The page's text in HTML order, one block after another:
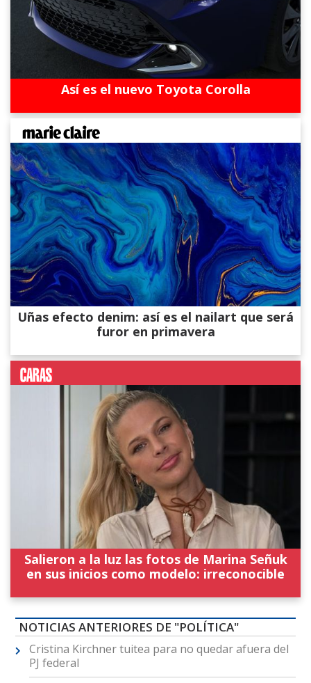
Así es el nuevo Toyota Corolla
Uñas efecto denim: así es el nailart que será
furor en primavera
Salieron a la luz las fotos de Marina Señuk
en sus inicios como modelo: irreconocible
NOTICIAS ANTERIORES DE "POLÍTICA"
Cristina Kirchner tuitea para no quedar afuera del
PJ federal